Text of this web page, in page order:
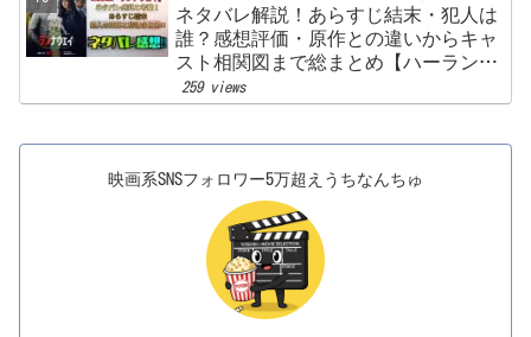
ネタバレ解説！あらすじ結末・犯人は
誰？感想評価・原作との違いからキャ
スト相関図まで総まとめ【ハーラン・
コーベン】
259 views
映画系SNSフォロワー5万超えうちなんちゅ